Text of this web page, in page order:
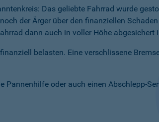
Das geliebte Fahrrad wurde
der Ärger über den finanziellen
dann auch in voller Höhe abgesichert
belasten. Eine verschlissene
Pannenhilfe oder auch einen Abschlepp-